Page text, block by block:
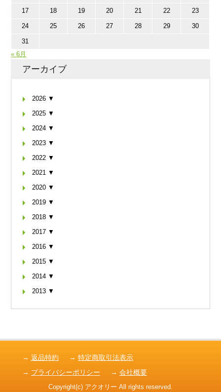
17 18 19 20 21 22 23
24 25 26 27 28 29 30
31
« 6月
アーカイブ
2026 ▼
2025 ▼
2024 ▼
2023 ▼
2022 ▼
2021 ▼
2020 ▼
2019 ▼
2018 ▼
2017 ▼
2016 ▼
2015 ▼
2014 ▼
2013 ▼
→ 返品特約 → 特定商取引法表示
→ プライバシーポリシー → 会社概要
Copyright(c) アクオリー All rights reserved.